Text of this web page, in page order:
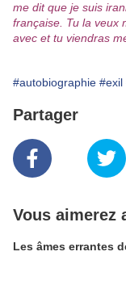
me dit que je suis
française. Tu la veux
avec et tu viendras
#autobiographie #exil
Partager
Vous aimerez
Les âmes errantes